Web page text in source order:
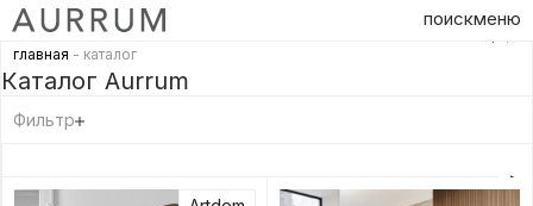
поискменю
главная - каталог
Каталог Aurrum
Фильтр